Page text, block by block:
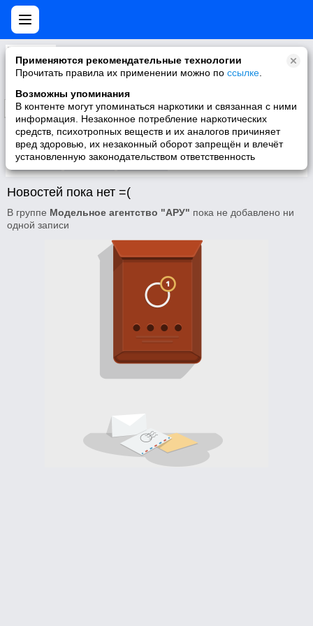
Применяются рекомендательные технологии
Прочитать правила их применении можно по ссылке
Возможны упоминания
В контенте могут упоминаться наркотики и связанная с ними
информация. Незаконное потребление наркотических
средств, психотропных веществ и их аналогов причиняет
вред здоровью, их незаконный оборот запрещён и влечёт
установленную законодательством ответственность
Подписаться
Участники О группе
Новостей пока нет =(
В группе Модельное агентство "АРУ" пока не добавлено ни
одной записи